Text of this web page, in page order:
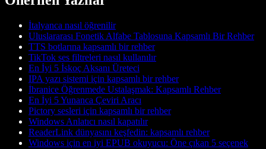
İtalyanca nasıl öğrenilir
Uluslararası Fonetik Alfabe Tablosuna Kapsamlı Bir Rehber
TTS botlarına kapsamlı bir rehber
TikTok ses filtreleri nasıl kullanılır
En İyi 5 İskoç Aksanı Üreteci
IPA yazı sistemi için kapsamlı bir rehber
İbranice Öğrenmede Ustalaşmak: Kapsamlı Rehber
En İyi 5 Yunanca Çeviri Aracı
Pictory sesleri için kapsamlı bir rehber
Windows Anlatıcı nasıl kapatılır
ReaderLink dünyasını keşfedin: kapsamlı rehber
Windows için en iyi EPUB okuyucu: Öne çıkan 5 seçenek